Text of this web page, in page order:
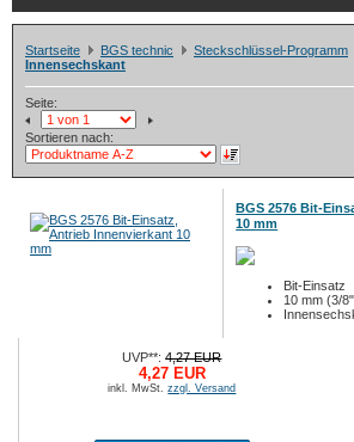
Startseite BGS technic Steckschlüssel-Programm
Innensechskant
Seite:
Sortieren nach:
BGS 2576 Bit-
10 mm
Bit-Einsatz
10 mm (3/
UVP**:4,27 EUR
4,27 EUR
inkl. MwSt.zzgl. Versand